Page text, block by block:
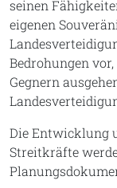
seinen
eigenen
Bedrohungen
Gegnern
Die Entwicklung
Streitkräfte